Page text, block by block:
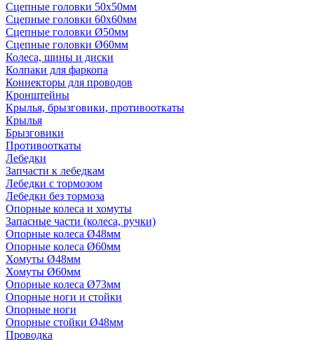
Сцепные головки 50x50мм
Сцепные головки 60x60мм
Сцепные головки Ø50мм
Сцепные головки Ø60мм
Колеса, шины и диски
Колпаки для фаркопа
Коннекторы для проводов
Кронштейны
Крылья, брызговики, противооткаты
Крылья
Брызговики
Противооткаты
Лебедки
Запчасти к лебедкам
Лебедки с тормозом
Лебедки без тормоза
Опорные колеса и хомуты
Запасные части (колеса, ручки)
Опорные колеса Ø48мм
Опорные колеса Ø60мм
Хомуты Ø48мм
Хомуты Ø60мм
Опорные колеса Ø73мм
Опорные ноги и стойки
Опорные ноги
Опорные стойки Ø48мм
Проводка